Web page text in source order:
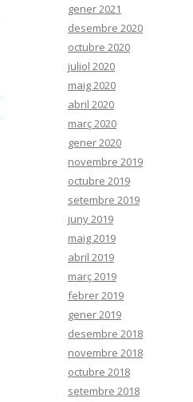
gener 2021
desembre 2020
octubre 2020
juliol 2020
maig 2020
abril 2020
març 2020
gener 2020
novembre 2019
octubre 2019
setembre 2019
juny 2019
maig 2019
abril 2019
març 2019
febrer 2019
gener 2019
desembre 2018
novembre 2018
octubre 2018
setembre 2018